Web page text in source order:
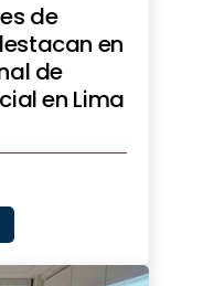
de
en
de
en Lima